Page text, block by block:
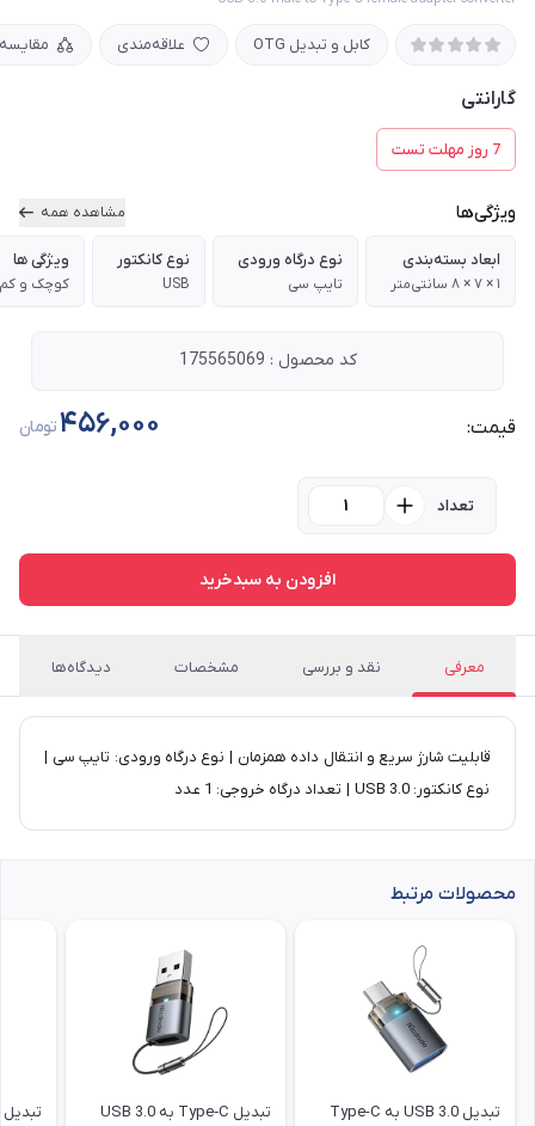
کابل و تبدیل OTG علاقه‌مندی
گارانتی
7 روز مهلت تست
ویژگی‌ها مشاهده همه
ابعاد بسته‌بندی
‎۸ × ۷ × ۱ سانتی‌متر
نوع درگاه ورودی
تایپ سی
نوع کانکتور
USB
ویژگی ها
کد محصول : 175565069
قیمت: 456,000تومان
تعداد
افزودن به سبدخرید
معرفی نقد و بررسی مشخصات دیدگاه‌ها
قابلیت شارژ سریع و انتقال داده همزمان | نوع درگاه ورودی: تایپ سی |
نوع کانکتور: USB 3.0 | تعداد درگاه خروجی: 1 عدد
محصولات مرتبط
تبدیل USB 3.0 به Type-C
تبدیل Type‑C به USB 3.0